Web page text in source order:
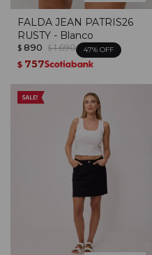
FALDA JEAN PATRIS26
RUSTY - Blanco
$ 890 $ 1.690 47
$ 757